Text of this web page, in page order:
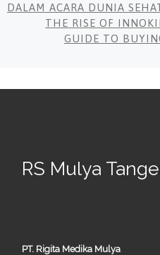
DALAM ACARA DUNIA
THE RISE OF
GUIDE TO
RS Mulya
PT. Rigita Medika Mulya